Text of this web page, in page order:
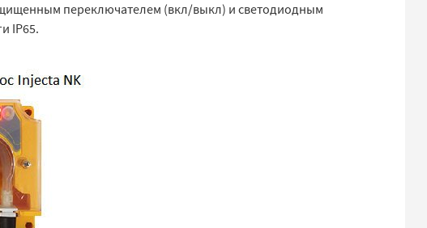
переключателем (вкл/выкл) и светодиодным
IP65.